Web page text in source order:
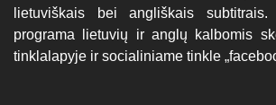
lietuviškais bei angliškais
programa lietuvių ir anglų kalbomis
tinklalapyje ir socialiniame tinkle